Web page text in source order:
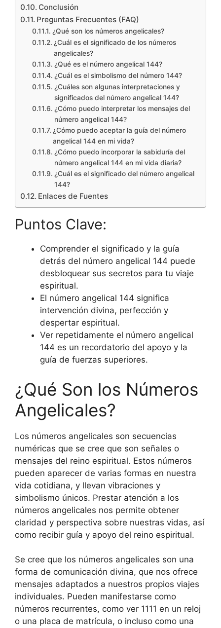
Conclusión
Preguntas Frecuentes (FAQ)
¿Qué son los números angelicales?
¿Cuál es el significado de los números
angelicales?
¿Qué es el número angelical 144?
¿Cuál es el simbolismo del número 144?
¿Cuáles son algunas interpretaciones y
significados del número angelical 144?
¿Cómo puedo interpretar los mensajes del
número angelical 144?
¿Cómo puedo aceptar la guía del número
angelical 144 en mi vida?
¿Cómo puedo incorporar la sabiduría del
número angelical 144 en mi vida diaria?
¿Cuál es el significado del número angelical
144?
Enlaces de Fuentes
Puntos Clave:
Comprender el significado y la guía
detrás del número angelical 144 puede
desbloquear sus secretos para tu viaje
espiritual.
El número angelical 144 significa
intervención divina, perfección y
despertar espiritual.
Ver repetidamente el número angelical
144 es un recordatorio del apoyo y la
guía de fuerzas superiores.
¿Qué Son los Números
Angelicales?
Los números angelicales son secuencias
numéricas que se cree que son señales o
mensajes del reino espiritual. Estos números
pueden aparecer de varias formas en nuestra
vida cotidiana, y llevan vibraciones y
simbolismo únicos. Prestar atención a los
números angelicales nos permite obtener
claridad y perspectiva sobre nuestras vidas, así
como recibir guía y apoyo del reino espiritual.
Se cree que los números angelicales son una
forma de comunicación divina, que nos ofrece
mensajes adaptados a nuestros propios viajes
individuales. Pueden manifestarse como
números recurrentes, como ver 1111 en un reloj
o una placa de matrícula, o incluso como una